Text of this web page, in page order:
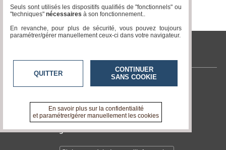
tvlocale.fr
Contactez-nous
A propos de tvlocale.fr
Devenir délégué
Seuls sont utilisés les dispositifs qualifiés de "fonctionnels" ou
"techniques" nécessaires à son fonctionnement..
En revanche, pour plus de sécurité, vous pouvez toujours
paramétrer/gérer manuellement ceux-ci dans votre navigateur.
QUITTER
CONTINUER
SANS COOKIE
En savoir plus sur la confidentialité
et paramétrer/gérer manuellement les cookies